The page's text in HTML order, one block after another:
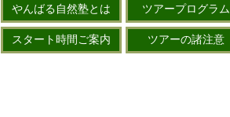
やんばる自然塾とは ツアープログラム
スタート時間ご案内 ツアーの諸注意